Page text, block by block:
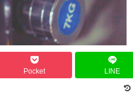
Pocket LINE